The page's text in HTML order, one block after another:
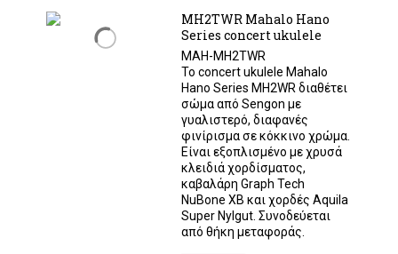
MH2TWR Mahalo Hano
Series concert ukulele
MAH-MH2TWR
Το concert ukulele Mahalo
Hano Series MH2WR διαθέτει
σώμα από Sengon με
γυαλιστερό, διαφανές
φινίρισμα σε κόκκινο χρώμα.
Είναι εξοπλισμένο με χρυσά
κλειδιά χορδίσματος,
καβαλάρη Graph Tech
NuBone XB και χορδές Aquila
Super Nylgut. Συνοδεύεται
από θήκη μεταφοράς.